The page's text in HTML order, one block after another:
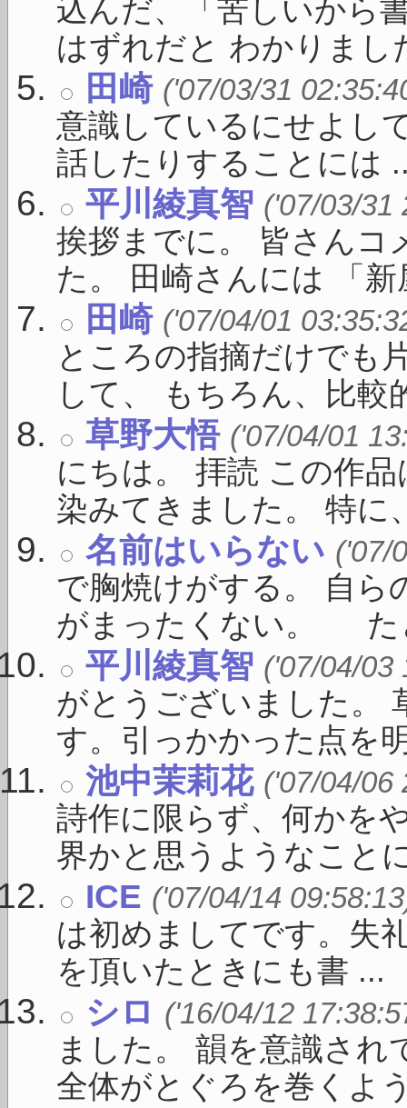
込んだ、「苦しいから
はずれだと わかりまし
田崎 ('07/03/31
意識しているにせよし
話したりすることには
平川綾真智 ('07/03/31
挨拶までに。 皆さんコ
た。 田崎さんには 「新
田崎 ('07/04/01
ところの指摘だけでも
して、 もちろん、比較
草野大悟 ('07/04/01
にちは。 拝読 この作
染みてきました。 特に
名前はいらない ('07/
で胸焼けがする。 自ら
がまったくない。 た
平川綾真智 ('07/04/03
がとうございました。
す。引っかかった点を
池中茉莉花 ('07/04/06
詩作に限らず、何かを
界かと思うようなこと
ICE ('07/04/14
は初めましてです。失
を頂いたときにも書 ...
シロ ('16/04/12
ました。 韻を意識さ
全体がとぐろを巻くよ